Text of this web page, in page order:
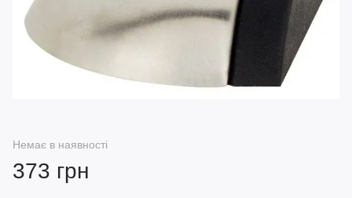
Немає в наявності
373 грн